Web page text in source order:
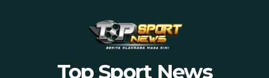
Top Sport News